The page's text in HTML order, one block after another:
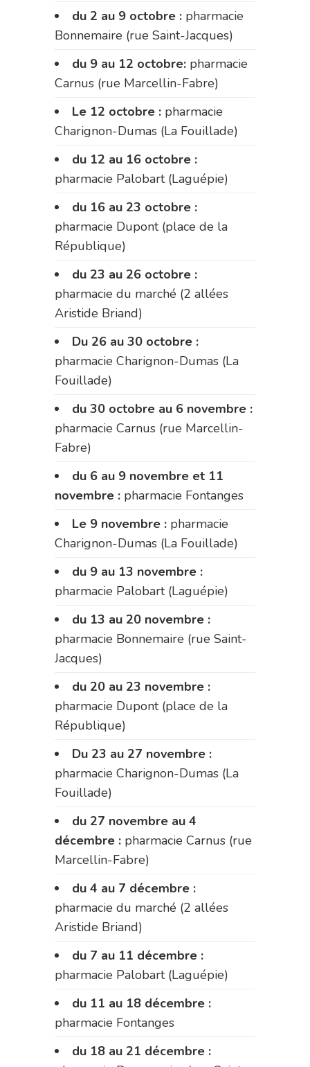
du 2 au 9 octobre : pharmacie
Bonnemaire (rue Saint-Jacques)
du 9 au 12 octobre: pharmacie
Carnus (rue Marcellin-Fabre)
Le 12 octobre : pharmacie
Charignon-Dumas (La Fouillade)
du 12 au 16 octobre :
pharmacie Palobart (Laguépie)
du 16 au 23 octobre :
pharmacie Dupont (place de la
République)
du 23 au 26 octobre :
pharmacie du marché (2 allées
Aristide Briand)
Du 26 au 30 octobre :
pharmacie Charignon-Dumas (La
Fouillade)
du 30 octobre au 6 novembre :
pharmacie Carnus (rue Marcellin-
Fabre)
du 6 au 9 novembre et 11
novembre : pharmacie Fontanges
Le 9 novembre : pharmacie
Charignon-Dumas (La Fouillade)
du 9 au 13 novembre :
pharmacie Palobart (Laguépie)
du 13 au 20 novembre :
pharmacie Bonnemaire (rue Saint-
Jacques)
du 20 au 23 novembre :
pharmacie Dupont (place de la
République)
Du 23 au 27 novembre :
pharmacie Charignon-Dumas (La
Fouillade)
du 27 novembre au 4
décembre : pharmacie Carnus (rue
Marcellin-Fabre)
du 4 au 7 décembre :
pharmacie du marché (2 allées
Aristide Briand)
du 7 au 11 décembre :
pharmacie Palobart (Laguépie)
du 11 au 18 décembre :
pharmacie Fontanges
du 18 au 21 décembre :